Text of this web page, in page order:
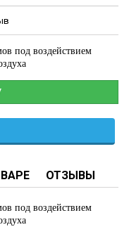
под воздействием
ОТЗЫВЫ
под воздействием